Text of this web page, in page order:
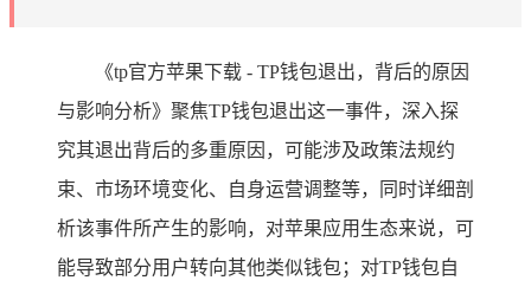
《tp官方苹果下载 - TP钱包退出，背后的原因
与影响分析》聚焦TP钱包退出这一事件，深入探
究其退出背后的多重原因，可能涉及政策法规约
束、市场环境变化、自身运营调整等，同时详细剖
析该事件所产生的影响，对苹果应用生态来说，可
能导致部分用户转向其他类似钱包；对TP钱包自